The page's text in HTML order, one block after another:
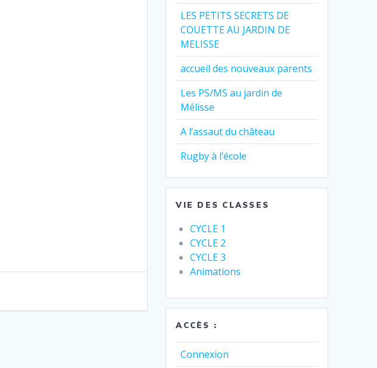
LES PETITS SECRETS DE
COUETTE AU JARDIN DE
MELISSE
accueil des nouveaux parents
Les PS/MS au jardin de
Mélisse
A l’assaut du château
Rugby à l’école
VIE DES CLASSES
CYCLE 1
CYCLE 2
CYCLE 3
Animations
ACCÈS :
Connexion